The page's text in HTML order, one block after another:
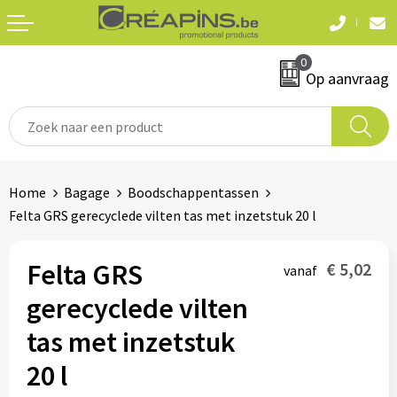
0
Op aanvraag
T-shirts
Sweaters en hoodies
Jassen
Hemden
Badtextiel & douche
Automerken
Eten & drinken
Snoepgoed
Waterflesjes
Schrijf & papierwaren
Home Bagage
Boodschappentassen
Felta GRS gerecyclede vilten tas met inzetstuk 20 l
Felta GRS
gerecyclede vilten
tas met inzetstuk
20 l
vanaf € 5,02